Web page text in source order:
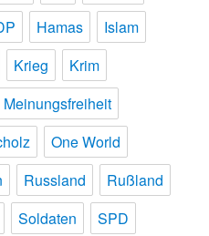
Hamas
Islam
Krieg
Krim
Meinungsfreiheit
One World
Russland
Rußland
Soldaten
SPD